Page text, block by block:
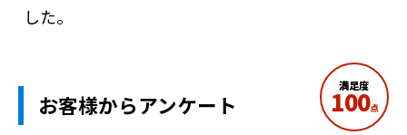
した。
お客様からアンケート
満足度
100点